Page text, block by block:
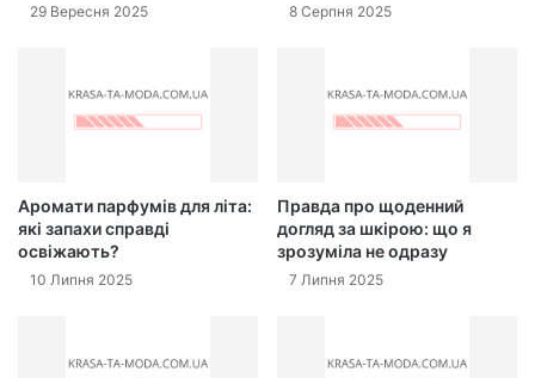
29 Вересня 2025 8 Серпня 2025
Аромати парфумів для літа:
які запахи справді
освіжають?
10 Липня 2025
Правда про щоденний
догляд за шкірою: що я
зрозуміла не одразу
7 Липня 2025